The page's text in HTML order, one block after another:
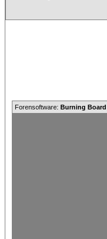
Forensoftware: Burning Board